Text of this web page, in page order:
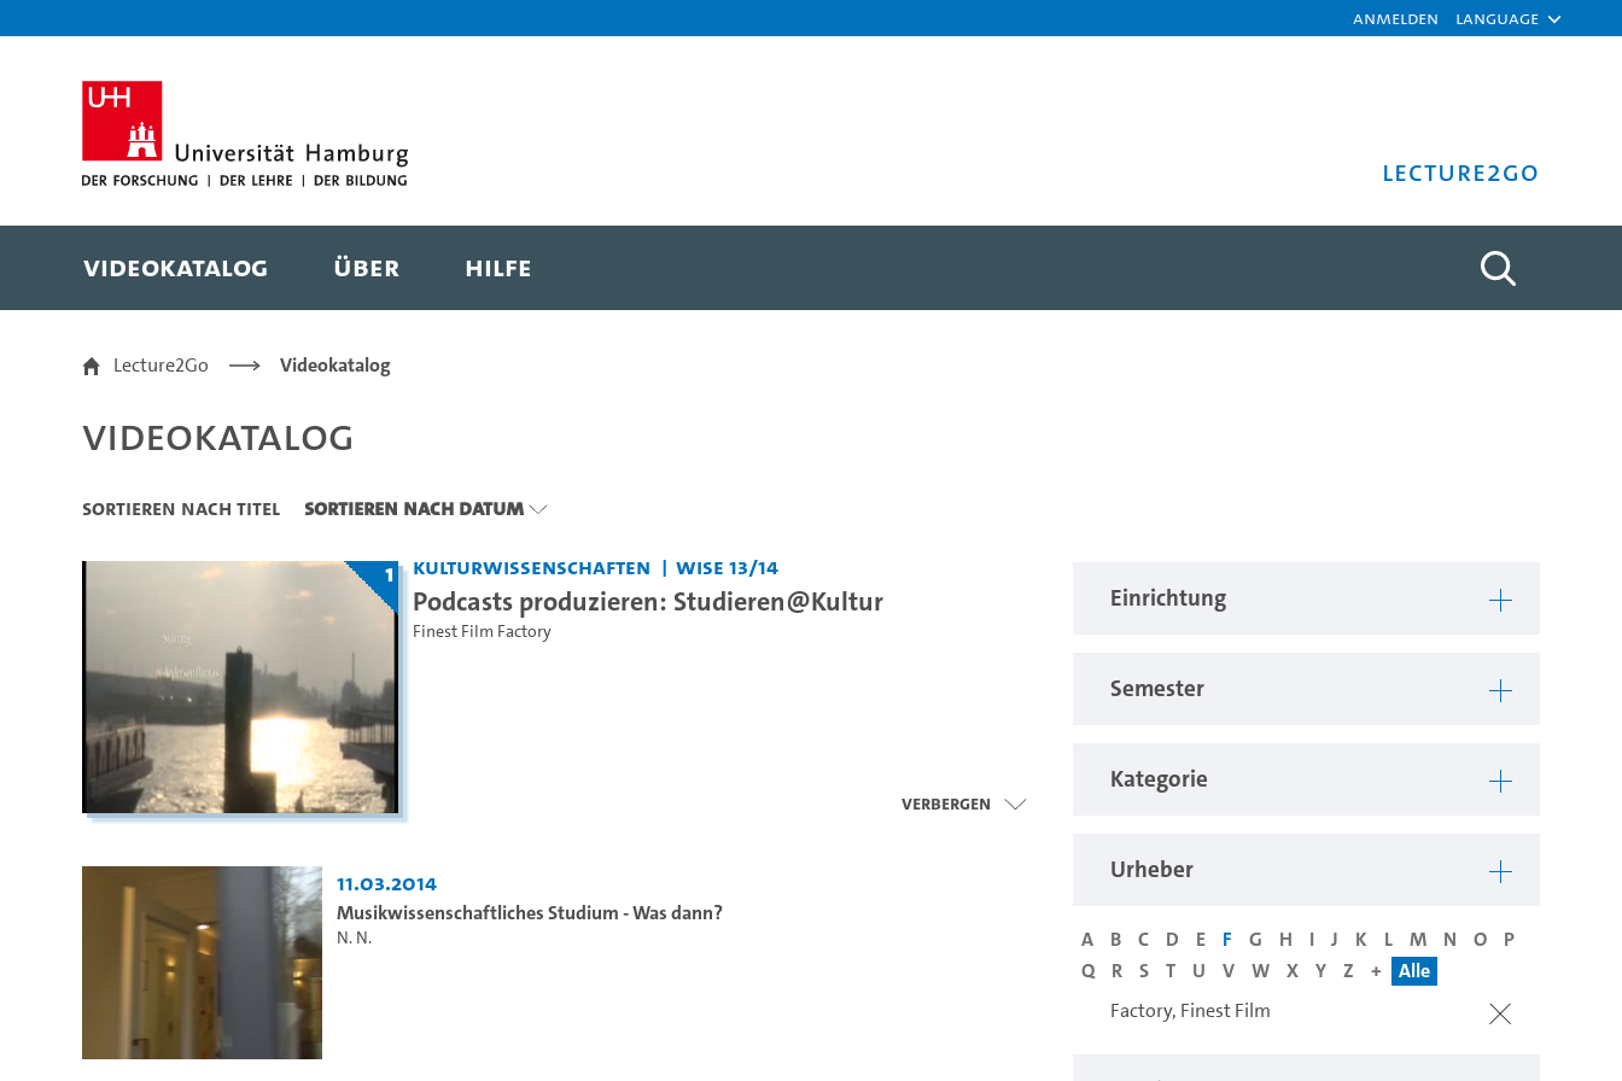
Anmelden Language
Lecture2Go
Videokatalog Über Hilfe
Videokatalog
Lecture2Go Videokatalog
Videokatalog
Sortieren nach Titel Sortieren nach Datum
Einrichtung
Semester
Kategorie
Urheber
A B C D E F G H I J K L M N O
P
Q
R S T U V W X Y Z +
Alle
Factory, Finest Film
1 Kulturwissenschaften WiSe 13/14
Podcasts produzieren: Studieren@Kultur
Finest Film Factory
Verbergen
11.03.2014
Musikwissenschaftliches Studium - Was dann?
N. N.